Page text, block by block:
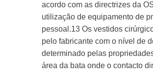
acordo com as directrizes da
utilização de equipamento de
pessoal.13 Os vestidos
pelo fabricante com o nível de
determinado pelas
área da bata onde o contacto